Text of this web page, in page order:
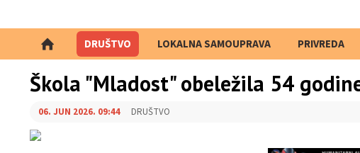
DRUŠTVO LOKALNA SAMOUPRAVA PRIVREDA
PRETRAGA
Škola "Mladost" obeležila 54
06. JUN 2026. 09:44 DRUŠTVO